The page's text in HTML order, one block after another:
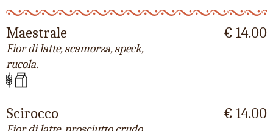
Maestrale
Fior di latte, scamorza, speck,
rucola.
€ 14.00
Scirocco € 14.00